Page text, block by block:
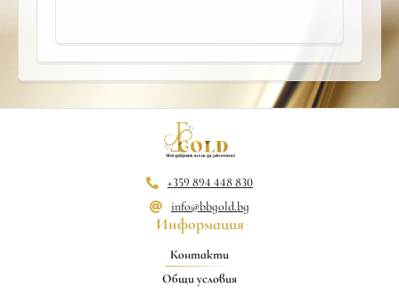
+359 894 448 830
info@bbgold.bg
Информация
Контакти
Общи условия